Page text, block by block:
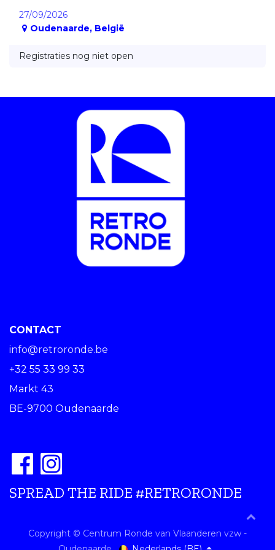
27/09/2026
Oudenaarde, België
Registraties nog niet open
CONTACT
info@retroronde.be
+32 55 33 99 33
Markt 43
BE-9700 Oudenaarde
SPREAD THE RIDE #RETRORONDE
Copyright © Centrum Ronde van Vlaanderen vzw -